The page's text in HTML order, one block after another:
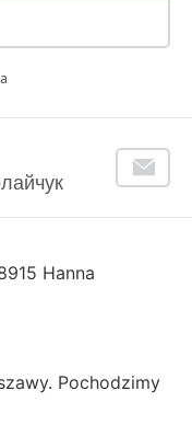
Hanna
Pochodzimy